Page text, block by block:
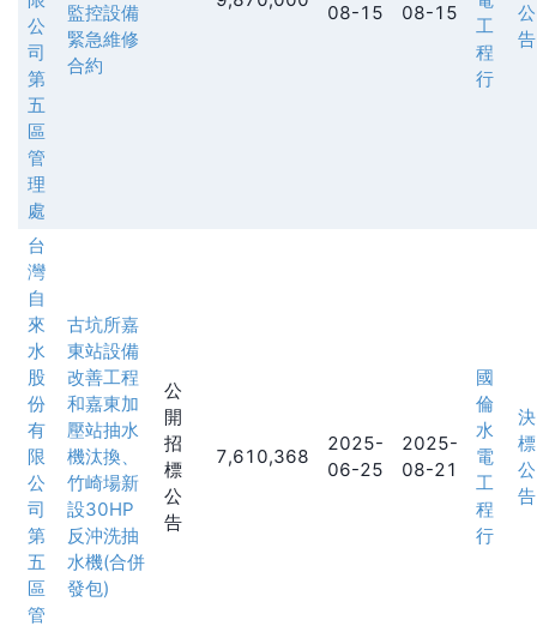
公
司
第
五
區
管
理
處
監控設備
緊急維修
合約
08-15 08-15
工
程
行
公
告
台
灣
自
來
水
股
份
有
限
公
司
第
五
區
管
古坑所嘉
東站設備
改善工程
和嘉東加
壓站抽水
機汰換、
竹崎場新
設30HP
反沖洗抽
水機(合併
發包)
公
開
招
標
公
告
7,610,368
2025-
06-25
2025-
08-21
國
倫
水
電
工
程
行
決
標
公
告